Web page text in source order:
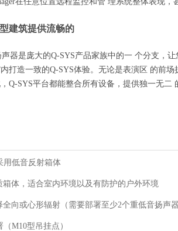
建筑提供流畅的
器是庞大的Q-SYS产品家族中的一 个分支，
打造一致的Q-SYS体验。无论是表演区 的前
Q-SYS平台都能整合所有设备，提供独一无二
用低音反射箱体
箱体，适合室内环境以及有防护的户外环境
全向或心形辐射（需要部署至少2个重低音扬声
M10型吊挂点）